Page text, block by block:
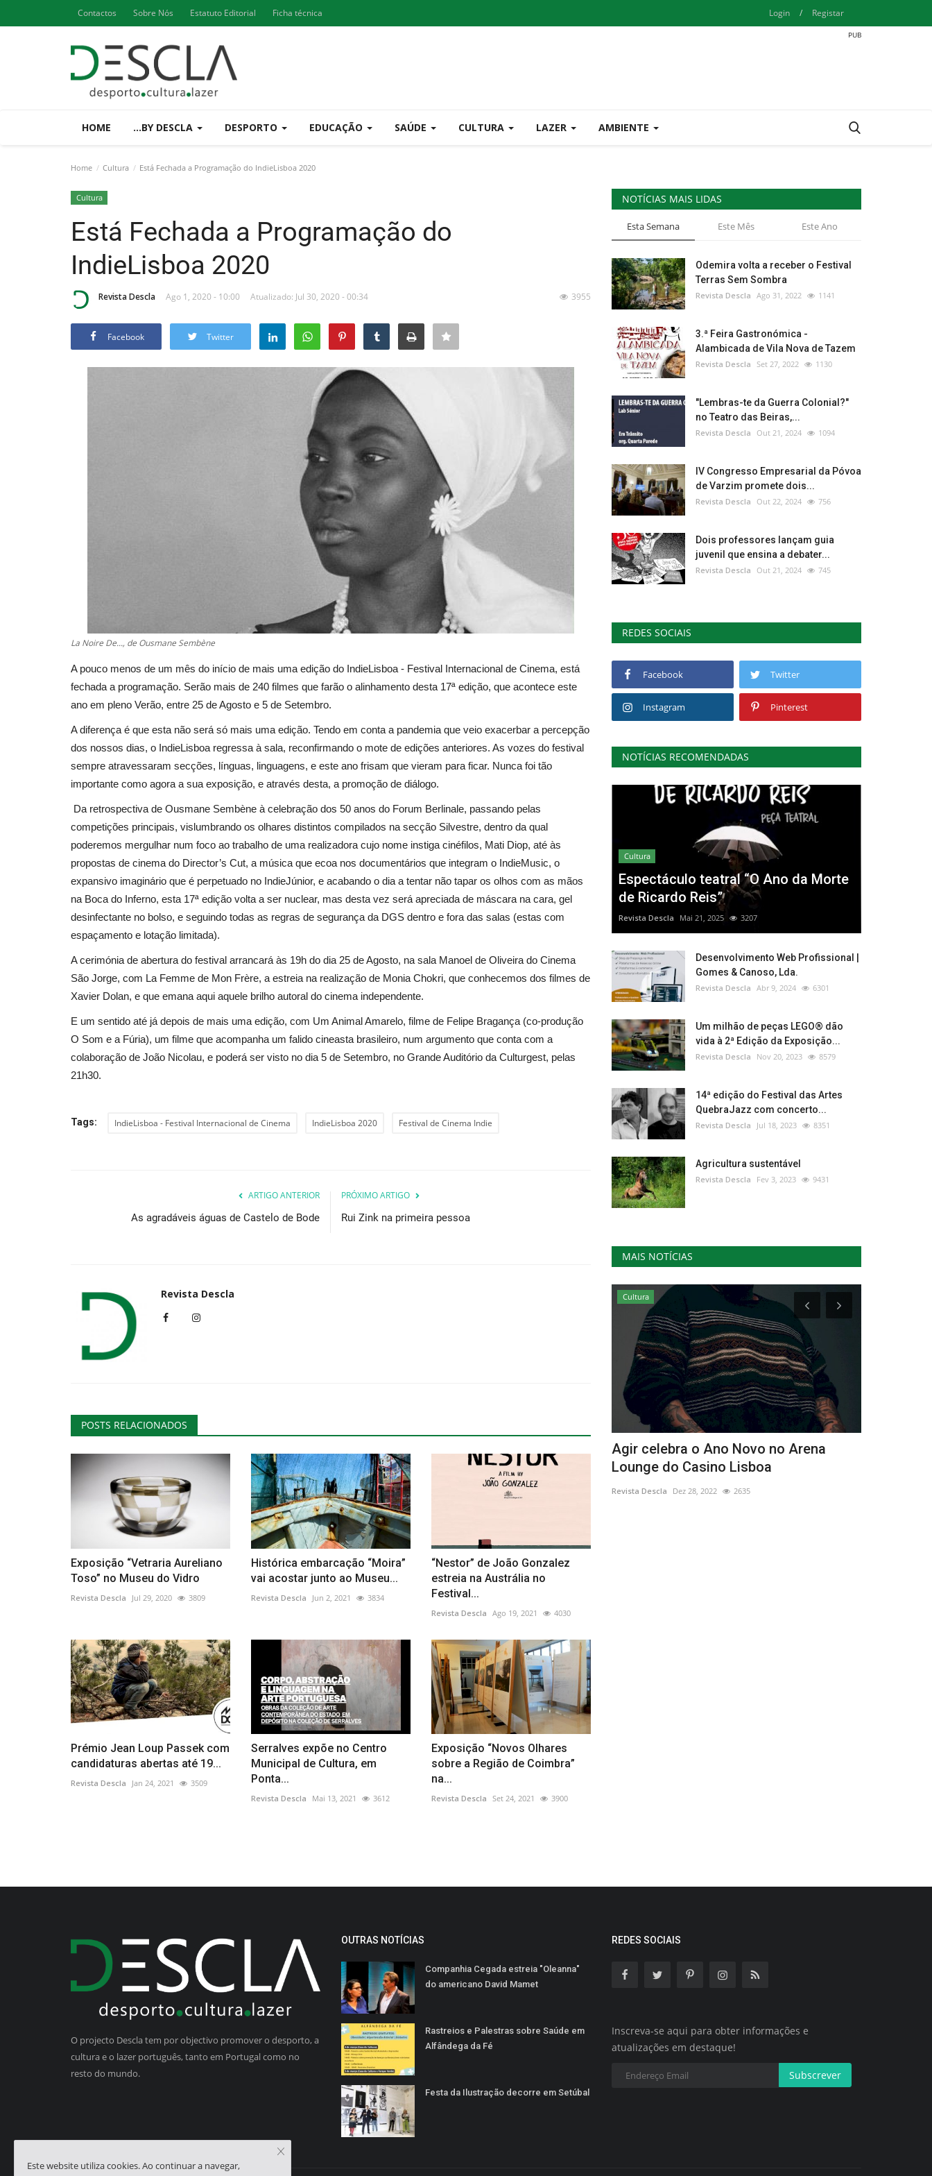
Contactos Sobre Nós Estatuto Editorial Ficha técnica Login / Registar
HOME ...BY DESCLA DESPORTO EDUCAÇÃO SAÚDE CULTURA LAZER AMBIENTE
Home Cultura Está Fechada a Programação do IndieLisboa 2020
Cultura
Está Fechada a Programação do
IndieLisboa 2020
Revista Descla Ago 1, 2020 - 10:00 Atualizado: Jul 30, 2020 - 00:34 3955
Facebook Twitter
La Noire De..., de Ousmane Sembène
A pouco menos de um mês do início de mais uma edição do IndieLisboa - Festival Internacional de Cinema, está
fechada a programação. Serão mais de 240 filmes que farão o alinhamento desta 17ª edição, que acontece este
ano em pleno Verão, entre 25 de Agosto e 5 de Setembro.
A diferença é que esta não será só mais uma edição. Tendo em conta a pandemia que veio exacerbar a percepção
dos nossos dias, o IndieLisboa regressa à sala, reconfirmando o mote de edições anteriores. As vozes do festival
sempre atravessaram secções, línguas, linguagens, e este ano frisam que vieram para ficar. Nunca foi tão
importante como agora a sua exposição, e através desta, a promoção de diálogo.
Da retrospectiva de Ousmane Sembène à celebração dos 50 anos do Forum Berlinale, passando pelas
competições principais, vislumbrando os olhares distintos compilados na secção Silvestre, dentro da qual
poderemos mergulhar num foco ao trabalho de uma realizadora cujo nome instiga cinéfilos, Mati Diop, até às
propostas de cinema do Director’s Cut, a música que ecoa nos documentários que integram o IndieMusic, o
expansivo imaginário que é perpetuado no IndieJúnior, e acabando o dia a tentar não tapar os olhos com as mãos
na Boca do Inferno, esta 17ª edição volta a ser nuclear, mas desta vez será apreciada de máscara na cara, gel
desinfectante no bolso, e seguindo todas as regras de segurança da DGS dentro e fora das salas (estas com
espaçamento e lotação limitada).
A cerimónia de abertura do festival arrancará às 19h do dia 25 de Agosto, na sala Manoel de Oliveira do Cinema
São Jorge, com La Femme de Mon Frère, a estreia na realização de Monia Chokri, que conhecemos dos filmes de
Xavier Dolan, e que emana aqui aquele brilho autoral do cinema independente.
E um sentido até já depois de mais uma edição, com Um Animal Amarelo, filme de Felipe Bragança (co-produção
O Som e a Fúria), um filme que acompanha um falido cineasta brasileiro, num argumento que conta com a
colaboração de João Nicolau, e poderá ser visto no dia 5 de Setembro, no Grande Auditório da Culturgest, pelas
21h30.
Tags: IndieLisboa - Festival Internacional de Cinema IndieLisboa 2020 Festival de Cinema Indie
ARTIGO ANTERIOR
As agradáveis águas de Castelo de Bode
PRÓXIMO ARTIGO
Rui Zink na primeira pessoa
Revista Descla
POSTS RELACIONADOS
Exposição “Vetraria Aureliano
Toso” no Museu do Vidro
Revista Descla Jul 29, 2020 3809
Histórica embarcação “Moira”
vai acostar junto ao Museu...
Revista Descla Jun 2, 2021 3834
“Nestor” de João Gonzalez
estreia na Austrália no
Festival...
Revista Descla Ago 19, 2021 4030
Prémio Jean Loup Passek com
candidaturas abertas até 19...
Revista Descla Jan 24, 2021 3509
Serralves expõe no Centro
Municipal de Cultura, em
Ponta...
Revista Descla Mai 13, 2021 3612
Exposição “Novos Olhares
sobre a Região de Coimbra”
na...
Revista Descla Set 24, 2021 3900
NOTÍCIAS MAIS LIDAS
Esta Semana Este Mês Este Ano
Odemira volta a receber o Festival
Terras Sem Sombra
Revista Descla Ago 31, 2022 1141
3.ª Feira Gastronómica -
Alambicada de Vila Nova de Tazem
Revista Descla Set 27, 2022 1130
"Lembras-te da Guerra Colonial?"
no Teatro das Beiras,...
Revista Descla Out 21, 2024 1094
IV Congresso Empresarial da Póvoa
de Varzim promete dois...
Revista Descla Out 22, 2024 756
Dois professores lançam guia
juvenil que ensina a debater...
Revista Descla Out 21, 2024 745
REDES SOCIAIS
Facebook Twitter
Instagram Pinterest
NOTÍCIAS RECOMENDADAS
Cultura
Espectáculo teatral “O Ano da Morte
de Ricardo Reis”
Revista Descla Mai 21, 2025 3207
Desenvolvimento Web Profissional |
Gomes & Canoso, Lda.
Revista Descla Abr 9, 2024 6301
Um milhão de peças LEGO® dão
vida à 2ª Edição da Exposição...
Revista Descla Nov 20, 2023 8579
14ª edição do Festival das Artes
QuebraJazz com concerto...
Revista Descla Jul 18, 2023 8351
Agricultura sustentável
Revista Descla Fev 3, 2023 9431
MAIS NOTÍCIAS
Desporto
Vasco Graça Moura...
Revista Descla
Cultura
Agir celebra o Ano Novo no Arena
Lounge do Casino Lisboa
Revista Descla Dez 28, 2022 2635
O projecto Descla tem por objectivo promover o desporto, a
cultura e o lazer português, tanto em Portugal como no
resto do mundo.
OUTRAS NOTÍCIAS
Companhia Cegada estreia "Oleanna"
do americano David Mamet
Rastreios e Palestras sobre Saúde em
Alfândega da Fé
Festa da Ilustração decorre em Setúbal
REDES SOCIAIS
Inscreva-se aqui para obter informações e
atualizações em destaque!
Subscrever
Este website utiliza cookies. Ao continuar a navegar,